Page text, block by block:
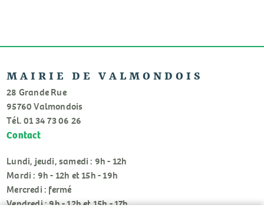
MAIRIE DE VALMONDOIS
28 Grande Rue
95760 Valmondois
Tél. 01 34 73 06 26
Contact
Lundi, jeudi, samedi : 9h - 12h
Mardi : 9h - 12h et 15h - 19h
Mercredi : fermé
Vendredi : 9h - 12h et 15h - 17h